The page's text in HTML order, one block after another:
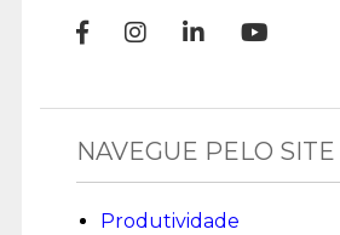
NAVEGUE PELO SITE
Produtividade